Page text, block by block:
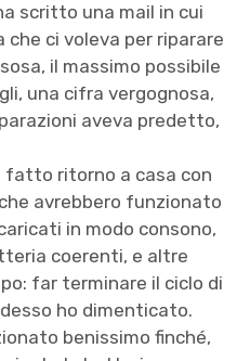
scritto una mail in cui
ci voleva per riparare
il massimo possibile
una cifra vergognosa,
aveva predetto,
ritorno a casa con
avrebbero funzionato
in modo consono,
coerenti, e altre
far terminare il ciclo di
ho dimenticato.
benissimo finché,